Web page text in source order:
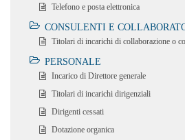
Telefono e posta elettronica
CONSULENTI E
Titolari di incarichi di collaborazione o
PERSONALE
Incarico di Direttore generale
Titolari di incarichi dirigenziali
Dirigenti cessati
Dotazione organica